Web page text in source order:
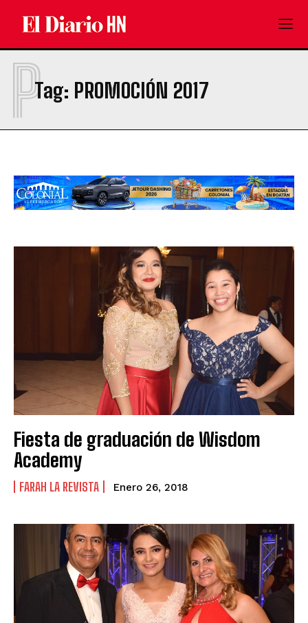
Tag: PROMOCIÓN 2017
P
Fiesta de graduación de Wisdom
Academy
FARAH LA REVISTA Enero 26, 2018